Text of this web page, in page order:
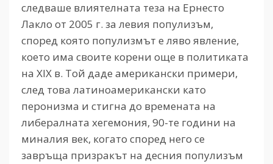
следваше влиятелната теза на Ернесто
Лакло от 2005 г. за левия популизъм,
според която популизмът е ляво явление,
което има своите корени още в политиката
на ХIX в. Той даде американски примери,
след това латиноамерикански като
перонизма и стигна до времената на
либералната хегемония, 90-те години на
миналия век, когато според него се
завръща призракът на десния популизъм